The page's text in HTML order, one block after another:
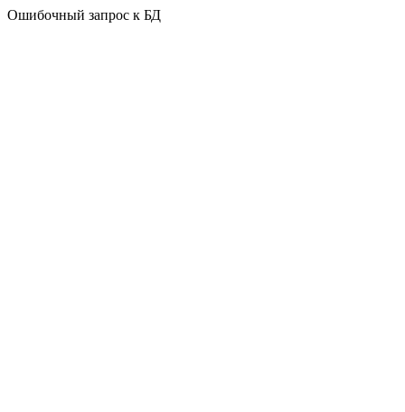
Ошибочный запрос к БД